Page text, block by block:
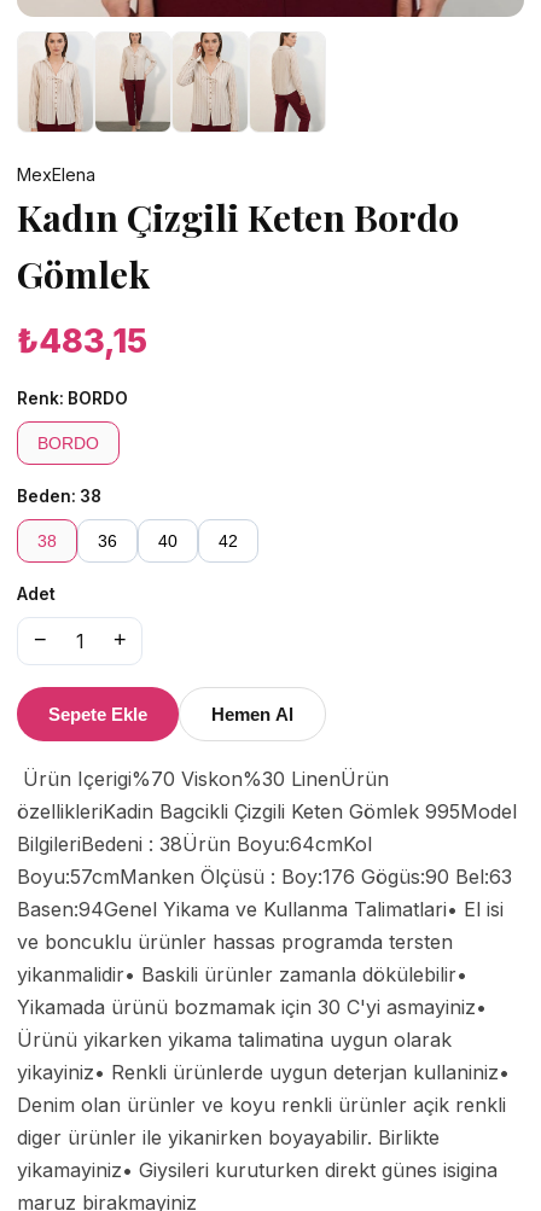
MexElena
Kadın Çizgili Keten Bordo
Gömlek
₺483,15
Renk: BORDO
BORDO
Beden: 38
38 36 40 42
Adet
− 1 +
Sepete Ekle Hemen Al
özellikleriKadin Bagcikli Çizgili Keten Gömlek 995Model
BilgileriBedeni : 38Ürün Boyu:64cmKol
Boyu:57cmManken Ölçüsü : Boy:176 Gögüs:90 Bel:63
Basen:94Genel Yikama ve Kullanma Talimatlari• El isi
ve boncuklu ürünler hassas programda tersten
yikanmalidir• Baskili ürünler zamanla dökülebilir•
Yikamada ürünü bozmamak için 30 C'yi asmayiniz•
Ürünü yikarken yikama talimatina uygun olarak
yikayiniz• Renkli ürünlerde uygun deterjan kullaniniz•
Denim olan ürünler ve koyu renkli ürünler açik renkli
diger ürünler ile yikanirken boyayabilir. Birlikte
yikamayiniz• Giysileri kuruturken direkt günes isigina
maruz birakmayiniz